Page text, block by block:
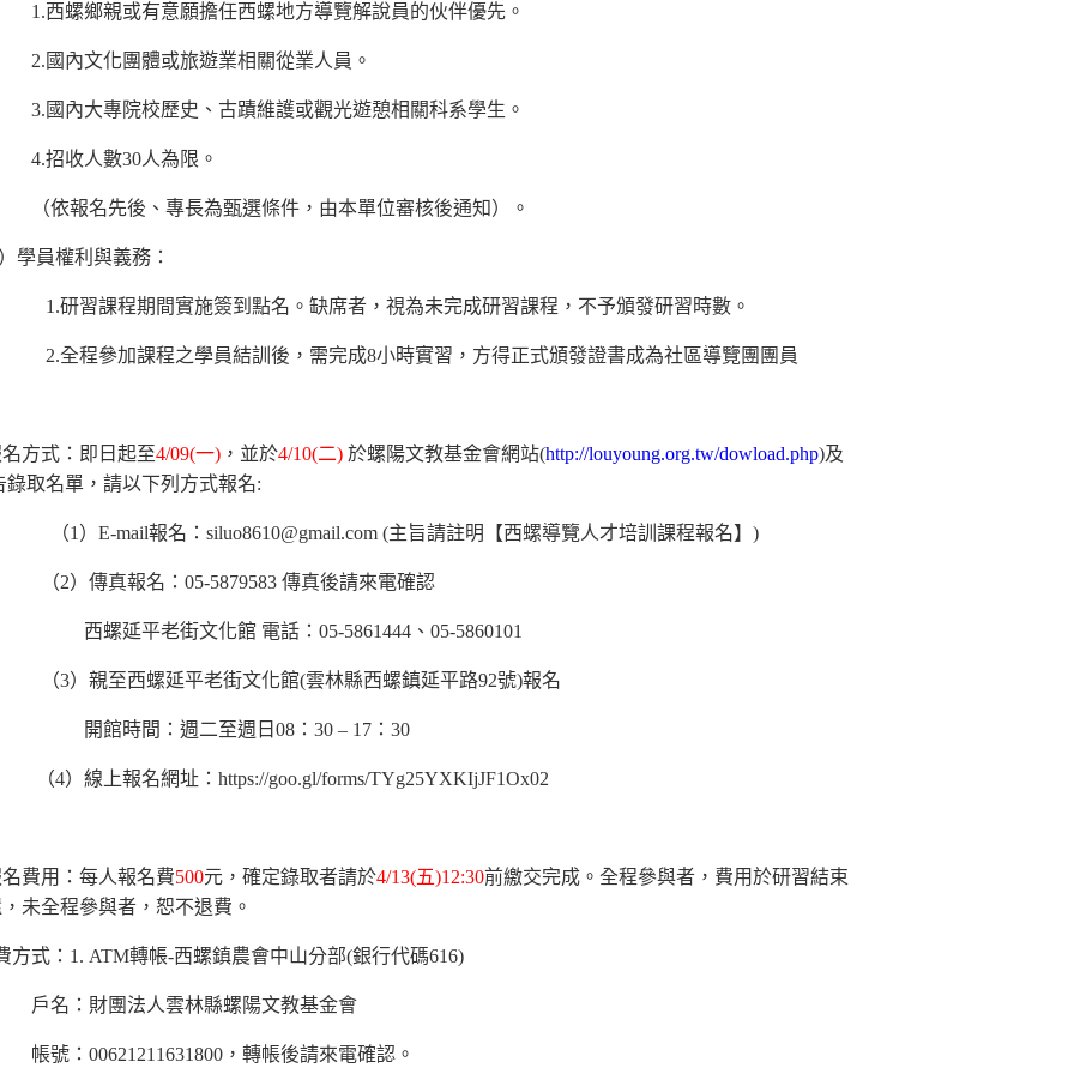
1.西螺鄉親或有意願擔任西螺地方導覽解說員的伙伴優先。
2.國內文化團體或旅遊業相關從業人員。
3.國內大專院校歷史、古蹟維護或觀光遊憩相關科系學生。
4.招收人數30人為限。
（依報名先後、專長為甄選條件，由本單位審核後通知）。
學員權利與義務：
1.研習課程期間實施簽到點名。缺席者，視為未完成研習課程，不予頒發研習時數。
2.全程參加課程之學員結訓後，需完成8小時實習，方得正式頒發證書成為社區導覽團團員
方式：即日起至4/09(一) ，並於4/10(二) 於螺陽文教基金會網站(http://louyoung.org.tw/dowload.php)及
錄取名單，請以下列方式報名:
E-mail報名： siluo8610@gmail.com (主旨請註明【西螺導覽人才培訓課程報名】)
（2）傳真報名：05-5879583 傳真後請來電確認
西螺延平老街文化館 電話：05-5861444、05-5860101
（3）親至西螺延平老街文化館(雲林縣西螺鎮延平路92號)報名
開館時間：週二至週日08：30 – 17：30
（4）線上報名網址：https://goo.gl/forms/TYg25YXKIjJF1Ox02
費用：每人報名費500元，確定錄取者請於4/13(五)12:30前繳交完成。全程參與者，費用於研習結束
未全程參與者，恕不退費。
式：1. ATM轉帳-西螺鎮農會中山分部(銀行代碼616)
財團法人雲林縣螺陽文教基金會
00621211631800，轉帳後請來電確認。